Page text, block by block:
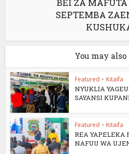
BEI ZA
SEPTEMBA
You may
Featured • Kitaifa
NYUKLIA
SAYANSI
Featured • Kitaifa
REA YAPELEKA
NAFUU WA